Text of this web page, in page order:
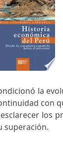
la
con
los
superación.